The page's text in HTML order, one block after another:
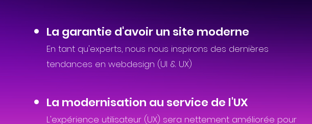
La garantie d'avoir un site moderne
En tant qu'experts, nous nous inspirons des dernières
tendances en webdesign (UI & UX)
La modernisation au service de l'UX
L'expérience utilisateur (UX) sera nettement améliorée pour